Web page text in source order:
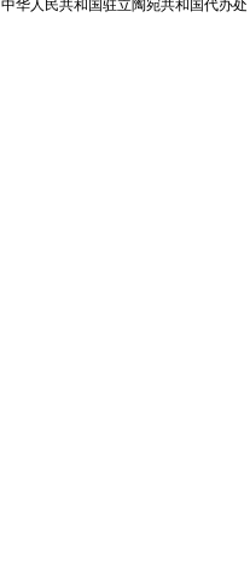
中华人民共和国驻立陶宛共和国代办处